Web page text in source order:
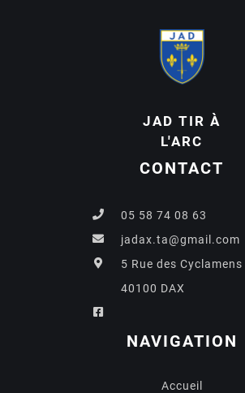
JAD TIR À
L'ARC
CONTACT
05 58 74 08 63
jadax.ta@gmail.com
5 Rue des Cyclamens
40100 DAX
NAVIGATION
Accueil